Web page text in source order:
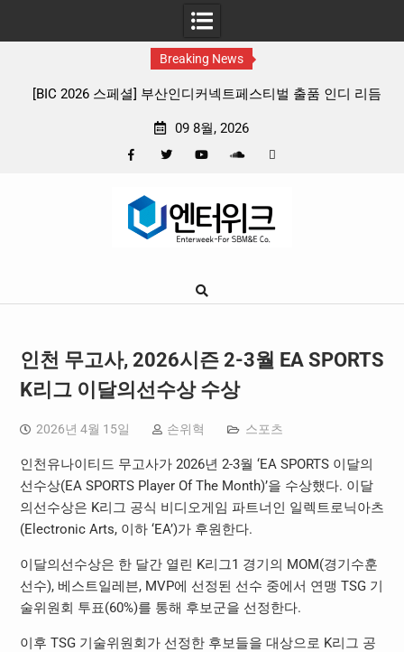
Breaking News
페스티벌 출품 인디 리듬
판타지 케이팝 애니메이션 ‘고스트밴드
09 8월, 2026
Google
인천 무고사, 2026시즌 2-3월 EA SPORTS
K리그 이달의선수상 수상
2026년 4월 15일 손위혁 스포츠
인천유나이티드 무고사가 2026년 2-3월 ‘EA SPORTS 이달의
선수상(EA SPORTS Player Of The Month)’을 수상했다. 이달
의선수상은 K리그 공식 비디오게임 파트너인 일렉트로닉아츠
(Electronic Arts, 이하 ‘EA’)가 후원한다.
이달의선수상은 한 달간 열린 K리그1 경기의 MOM(경기수훈
선수), 베스트일레븐, MVP에 선정된 선수 중에서 연맹 TSG 기
술위원회 투표(60%)를 통해 후보군을 선정한다.
이후 TSG 기술위원회가 선정한 후보들을 대상으로 K리그 공